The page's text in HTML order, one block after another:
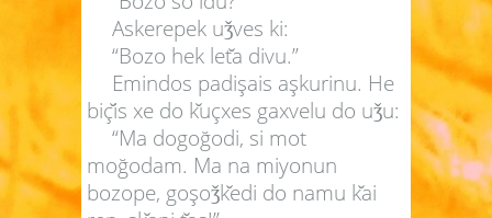
Askerepek uǯves ki:
“Bozo hek leta divu.”
Emindos padişais aşkurinu. He
biçis xe do kuçxes gaxvelu do uǯu:
“Ma dogoğodi, si mot
moğodam. Ma na miyonun
bozope, goşoǯkedi do namu kai